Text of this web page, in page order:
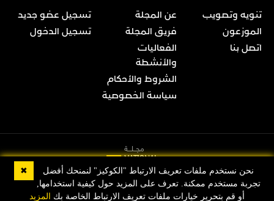
تنويه وتصويب
الموزعون
اتصل بنا
عن المجلة
فريق المجلة
الفعاليات
والأنشطة
الشروط والأحكام
سياسة الخصوصية
تسجيل عضو جديد
تسجيل الدخول
© 2022 Copyright مجلة ناشيونال جيوغرافيك العربية
✖
نحن نستخدم ملفات تعريف الارتباط "الكوكيز" لنمنحك أفضل
تجربة مستخدم ممكنة. تعرف على المزيد حول كيفية استخدامها,
أو قم بتحرير خيارات ملفات تعريف الارتباط الخاصة بك
المزيد